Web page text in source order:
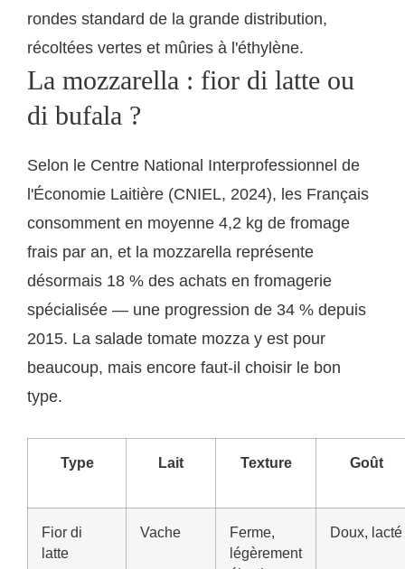
rondes standard de la grande distribution,
récoltées vertes et mûries à l'éthylène.
La mozzarella : fior di latte ou
di bufala ?
Selon le Centre National Interprofessionnel de
l'Économie Laitière (CNIEL, 2024), les Français
consomment en moyenne 4,2 kg de fromage
frais par an, et la mozzarella représente
désormais 18 % des achats en fromagerie
spécialisée — une progression de 34 % depuis
2015. La salade tomate mozza y est pour
beaucoup, mais encore faut-il choisir le bon
type.
Type Lait Texture Goût
Fior di
latte
Vache
Ferme,
légèrement
Doux, lacté